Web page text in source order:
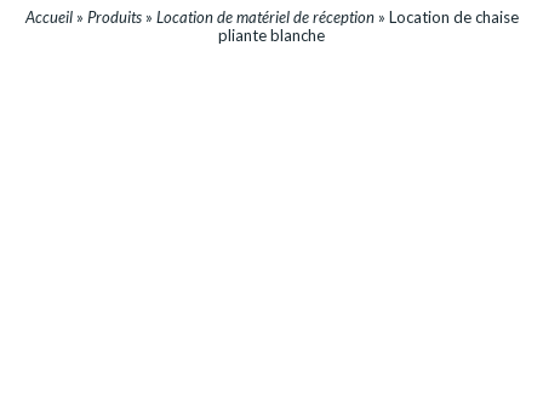
Accueil» Produits» Location de matériel de réception» Location de chaise
pliante blanche